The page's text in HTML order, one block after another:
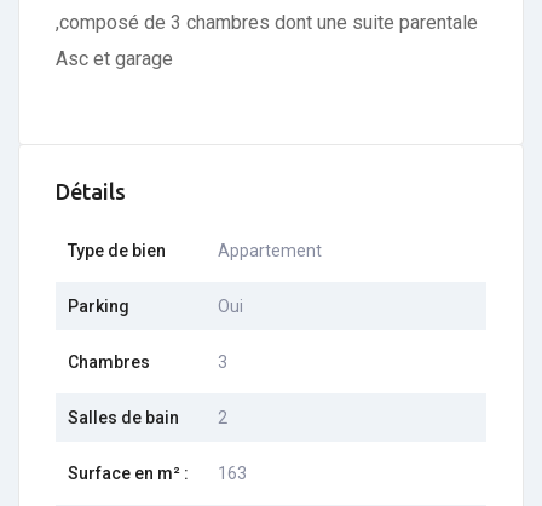
,composé de 3 chambres dont une suite parentale
Asc et garage
Détails
Type de bien Appartement
Parking Oui
Chambres 3
Salles de bain 2
Surface en m² : 163